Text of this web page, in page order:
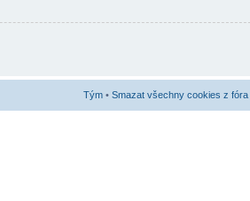
Tým • Smazat všechny cookies z fóra